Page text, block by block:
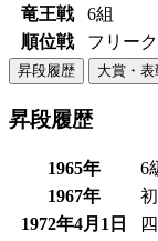
竜王戦
6組
順位戦
フリー
昇段履歴 大賞・
昇段履歴
1965年
6
1967年
1972年4月1日